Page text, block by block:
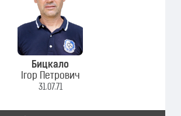
Бицкало
Ігор Петрович
31.07.71